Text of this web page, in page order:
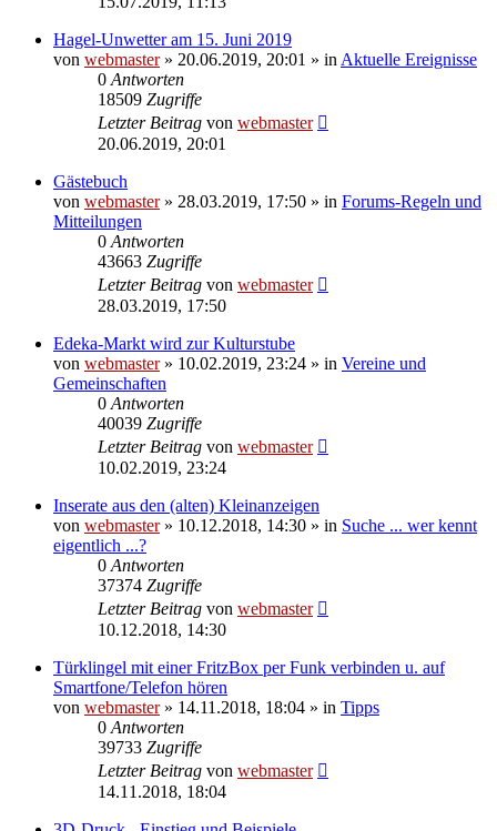
Hagel-Unwetter am 15. Juni 2019
von webmaster» 20.06.2019, 20:01 » in Aktuelle Ereignisse
0 Antworten
18509 Zugriffe
Letzter Beitrag von webmaster
20.06.2019, 20:01
Gästebuch
von webmaster» 28.03.2019, 17:50 » in Forums-Regeln und
Mitteilungen
0 Antworten
43663 Zugriffe
Letzter Beitrag von webmaster
28.03.2019, 17:50
Edeka-Markt wird zur Kulturstube
von webmaster» 10.02.2019, 23:24 » in Vereine und
Gemeinschaften
0 Antworten
40039 Zugriffe
Letzter Beitrag von webmaster
10.02.2019, 23:24
Inserate aus den (alten) Kleinanzeigen
von webmaster» 10.12.2018, 14:30 » in Suche ... wer kennt
eigentlich ...?
0 Antworten
37374 Zugriffe
Letzter Beitrag von webmaster
10.12.2018, 14:30
Türklingel mit einer FritzBox per Funk verbinden u. auf
Smartfone/Telefon hören
von webmaster» 14.11.2018, 18:04 » in Tipps
0 Antworten
39733 Zugriffe
Letzter Beitrag von webmaster
14.11.2018, 18:04